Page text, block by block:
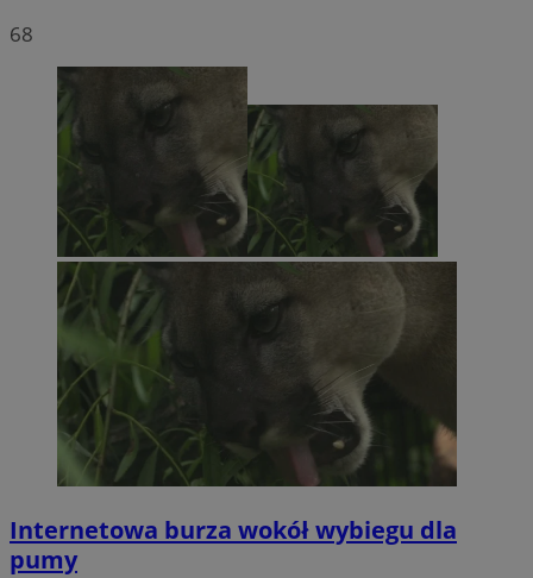
68
Internetowa burza wokół wybiegu dla
pumy